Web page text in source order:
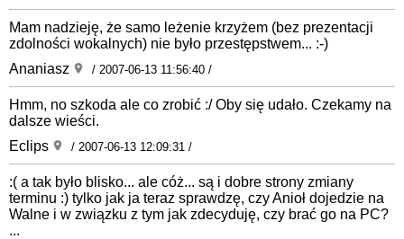
Mam nadzieję, że samo leżenie krzyżem (bez prezentacji
zdolności wokalnych) nie było przestępstwem... :-)
Ananiasz
/ 2007-06-13 11:56:40 /
Hmm, no szkoda ale co zrobić :/ Oby się udało. Czekamy na
dalsze wieści.
Eclips
/ 2007-06-13 12:09:31 /
:( a tak było blisko... ale cóż... są i dobre strony zmiany
terminu :) tylko jak ja teraz sprawdzę, czy Anioł dojedzie na
Walne i w związku z tym jak zdecyduję, czy brać go na PC?
...